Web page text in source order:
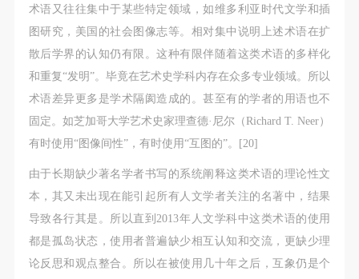
术语又往往集中于某些特定领域，如维多利亚时代文学和插
图研究，美国的社会图像志等。相对集中说明上述术语在扩
散后学界的认知仍有限。这种有限伴随着这类术语的多样化
和重复“发明”。毕竟在艺术史学科内存在众多专业领域。所以
术语差异更多是学术隔阂造成的。甚至有的学者的用语也不
固定。如芝加哥大学艺术史家理查德·尼尔（Richard T. Neer）
有时使用“图像间性”，有时使用“互图的”。[20]
由于长期缺少著名学者书写的系统阐释这类术语的理论性文
本，其又未出现在能引起所有人文学者关注的名著中，结果
导致各行其是。所以直到2013年人文学科中这类术语的使用
都是孤岛状态，使用者普遍缺少相互认知和交流，更缺少理
论反思和观点整合。所以在被使用几十年之后，互象仍是个
登录
可使用雅昌艺术网会员账户登录